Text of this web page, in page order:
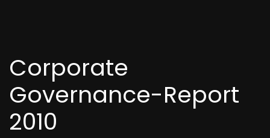
Corporate
Governance-Report
2010